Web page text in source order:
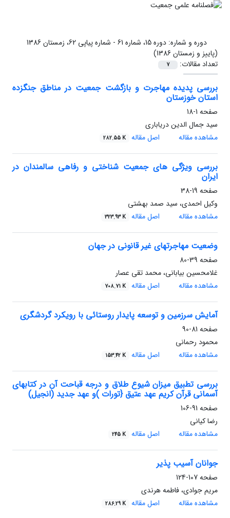
دوره و شماره:
دوره 15، شماره 61 - شماره پیاپی 62، زمستان 1386
(پاییز و زمستان 1386)
تعداد مقالات:
7
بررسی پدیده مهاجرت و بازگشت جمعیت در مناطق جنگزده
استان خوزستان
صفحه 1-18
سید جمال الدین دریاباری
مشاهده مقاله
اصل مقاله 282.55 K
بررسی ویژگی های جمعیت شناختی و رفاهی سالمندان در
ایران
صفحه 19-38
وکیل احمدی، سید صمد بهشتی
مشاهده مقاله
اصل مقاله 323.93 K
وضعیت مهاجرتهای غیر قانونی در جهان
صفحه 39-80
غلامحسین بیابانی، محمد تقی عصار
مشاهده مقاله
اصل مقاله 708.71 K
آمایش سرزمین و توسعه پایدار روستائی با رویکرد گردشگری
صفحه 81-90
محمود رحمانی
مشاهده مقاله
اصل مقاله 153.42 K
بررسی تطبیق میزان شیوع طلاق و درجه قباحت آن در کتابهای
آسمانی قرآن کریم عهد عتیق {تورات )و عهد جدید (انجیل)
صفحه 91-106
رضا کیانی
مشاهده مقاله
اصل مقاله 245 K
جوانان آسیب پذیر
صفحه107-124
مریم جوادی، فاطمه هرندی
مشاهده مقاله
اصل مقاله 286.29 K